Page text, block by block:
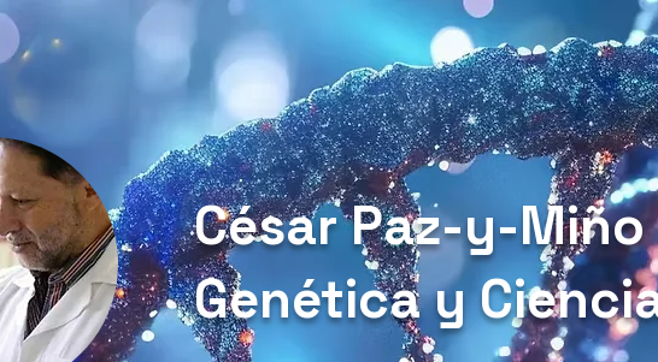
César Paz-y-Miño
Genética y